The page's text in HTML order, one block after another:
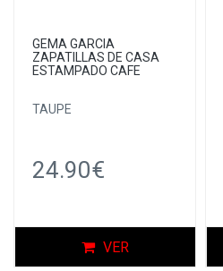
GEMA GARCIA
ZAPATILLAS DE CASA
ESTAMPADO CAFE
TAUPE
24.90€
VER